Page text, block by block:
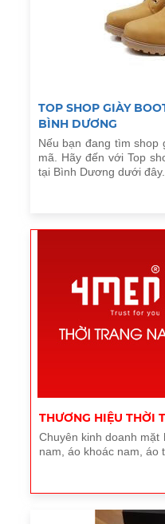
TOP SHOP GIÀY
BÌNH DƯƠNG
Nếu bạn đang tìm shop
mã. Hãy đến với Top
tại Bình Dương dưới đây.
THƯƠNG HIỆU THỜI
Chuyên kinh doanh
nam, áo khoác nam, áo